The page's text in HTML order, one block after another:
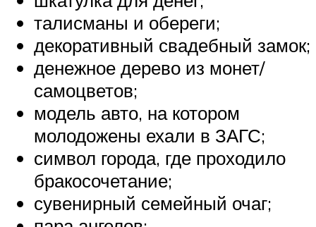
талисманы и обереги;
декоративный свадебный замок;
денежное дерево из монет/
самоцветов;
модель авто, на котором
молодожены ехали в ЗАГС;
символ города, где проходило
бракосочетание;
сувенирный семейный очаг;